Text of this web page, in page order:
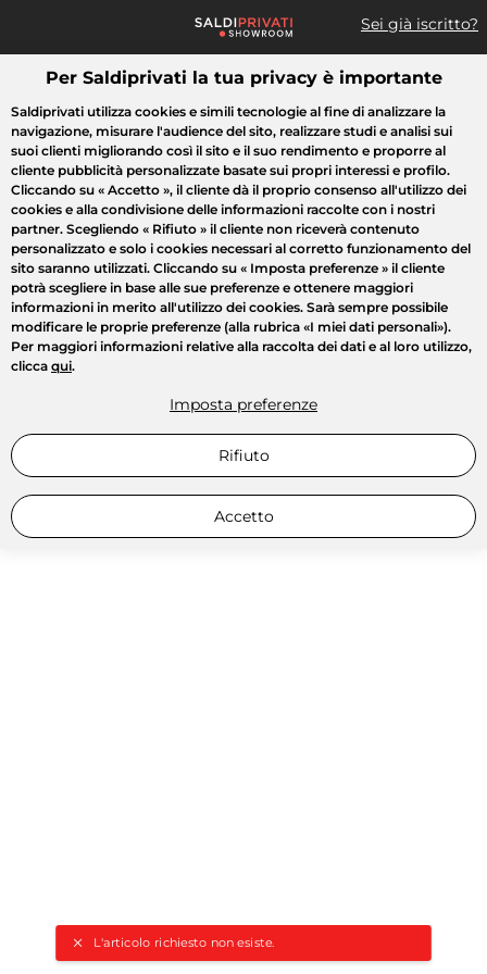
Sei già iscritto?
Cosa cerchi?
L'articolo richiesto non esiste.
Tutte le vendite Moda Casa Bellezza Elettrodomestici
Per Saldiprivati la tua privacy è importante
Saldiprivati utilizza cookies e simili tecnologie al fine di analizzare la
navigazione, misurare l'audience del sito, realizzare studi e analisi sui
suoi clienti migliorando così il sito e il suo rendimento e proporre al
cliente pubblicità personalizzate basate sui propri interessi e profilo.
Cliccando su « Accetto », il cliente dà il proprio consenso all'utilizzo dei
cookies e alla condivisione delle informazioni raccolte con i nostri
partner. Scegliendo « Rifiuto » il cliente non riceverà contenuto
personalizzato e solo i cookies necessari al corretto funzionamento del
sito saranno utilizzati. Cliccando su « Imposta preferenze » il cliente
potrà scegliere in base alle sue preferenze e ottenere maggiori
informazioni in merito all'utilizzo dei cookies. Sarà sempre possibile
modificare le proprie preferenze (alla rubrica «I miei dati personali»).
Per maggiori informazioni relative alla raccolta dei dati e al loro utilizzo,
clicca qui.
Imposta preferenze
Rifiuto
Accetto